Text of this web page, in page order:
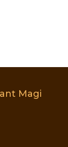
Magi